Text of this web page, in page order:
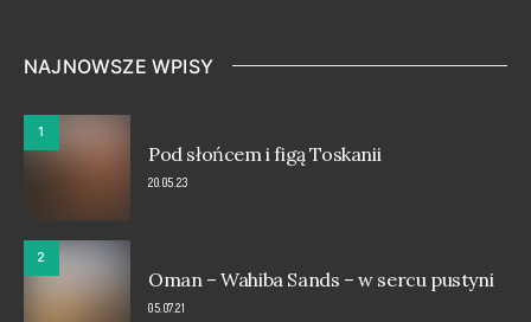
NAJNOWSZE WPISY
1
Pod słońcem i figą Toskanii
20.05.23
2
Oman – Wahiba Sands – w sercu pustyni
05.07.21